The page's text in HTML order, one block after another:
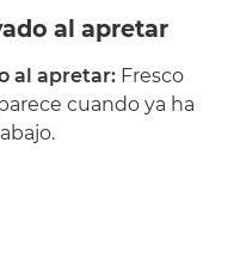
al apretar
al apretar: Fresco
cuando ya ha